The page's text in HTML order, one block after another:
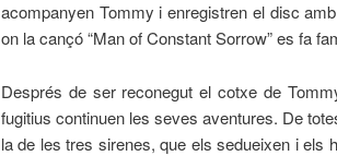
acompanyen Tommy i enregistren el disc
on la cançó “Man of Constant Sorrow” es fa
Després de ser reconegut el cotxe de
fugitius continuen les seves aventures. De
la de les tres sirenes, que els sedueixen i els